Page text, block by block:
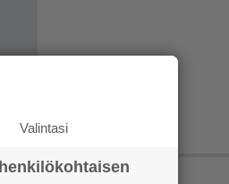
Valintasi